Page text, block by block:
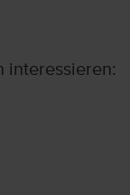
interessieren: